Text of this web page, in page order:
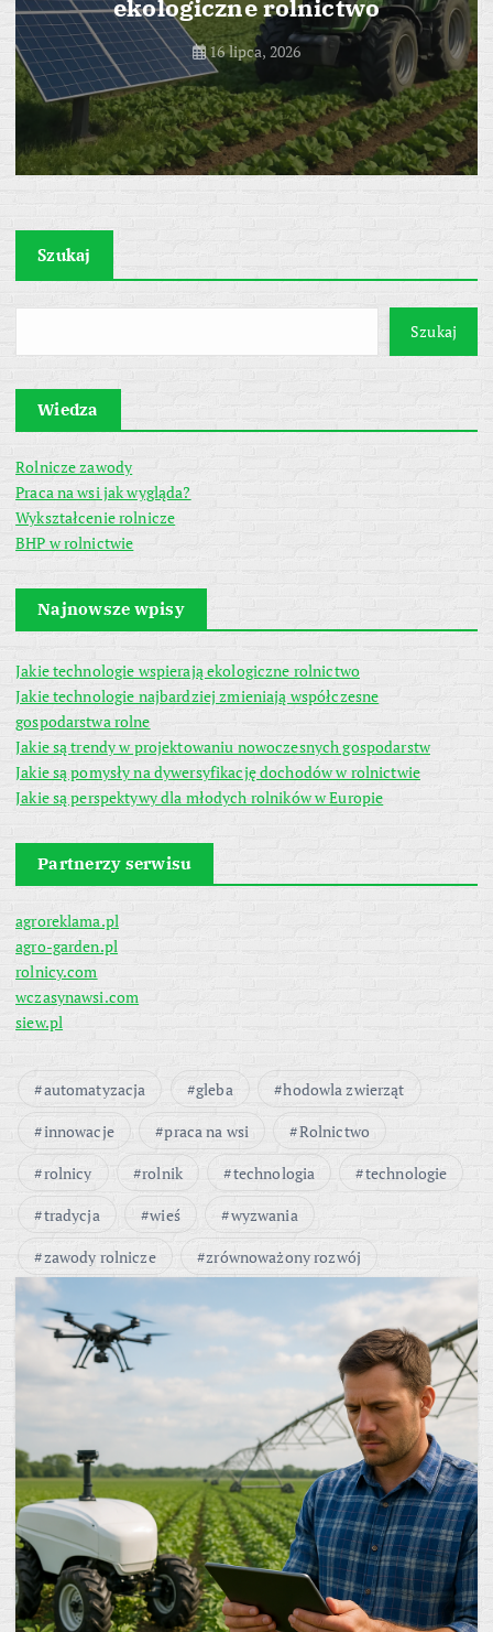
16 lipca, 2026
Szukaj
Szukaj
Wiedza
Rolnicze zawody
Praca na wsi jak wygląda?
Wykształcenie rolnicze
BHP w rolnictwie
Najnowsze wpisy
Jakie technologie wspierają ekologiczne rolnictwo
Jakie technologie najbardziej zmieniają współczesne
gospodarstwa rolne
Jakie są trendy w projektowaniu nowoczesnych gospodarstw
Jakie są pomysły na dywersyfikację dochodów w rolnictwie
Jakie są perspektywy dla młodych rolników w Europie
Partnerzy serwisu
agroreklama.pl
agro-garden.pl
rolnicy.com
wczasynawsi.com
siew.pl
automatyzacja gleba
hodowla zwierząt
innowacje
praca na wsi
Rolnictwo
rolnicy
rolnik technologia
technologie
tradycja
wieś
wyzwania
zawody rolnicze
zrównoważony rozwój